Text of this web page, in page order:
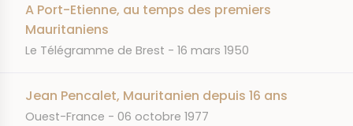
A Port-Etienne, au temps des premiers
Mauritaniens
JOURNAL
Le Télégramme de Brest DATE
16 mars 1950
Jean Pencalet, Mauritanien depuis 16 ans
JOURNAL
Ouest-France DATE
06 octobre 1977